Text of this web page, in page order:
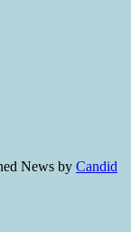
News by Candid